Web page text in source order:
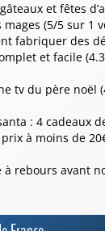
et fêtes
(5/5 sur 1
fabriquer des
et facile
tv du père noël
: 4 cadeaux
à moins de
à rebours avant